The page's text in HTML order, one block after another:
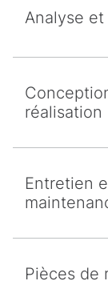
Analyse
réalisation
Entretien
Pièces de